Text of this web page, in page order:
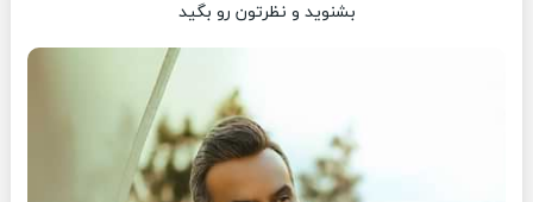
بشنوید و نظرتون رو بگید